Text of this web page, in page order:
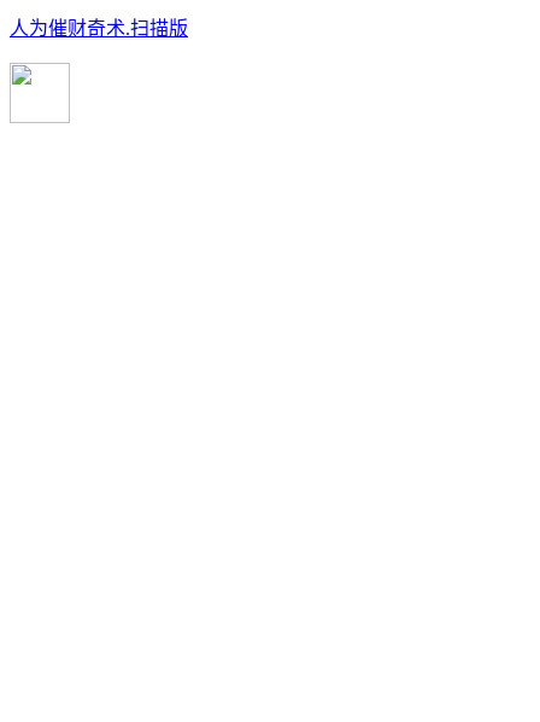
人为催财奇术.扫描版